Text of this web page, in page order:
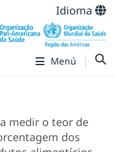
Idioma
Menú
medir o teor de
dos